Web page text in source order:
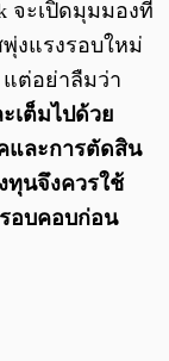
จะเปิดมุมมองที่
งแรงรอบใหม่
แต่อย่าลืมว่า
เต็มไปด้วย
และการตัดสิน
ทุนจึงควรใช้
อบคอบก่อน